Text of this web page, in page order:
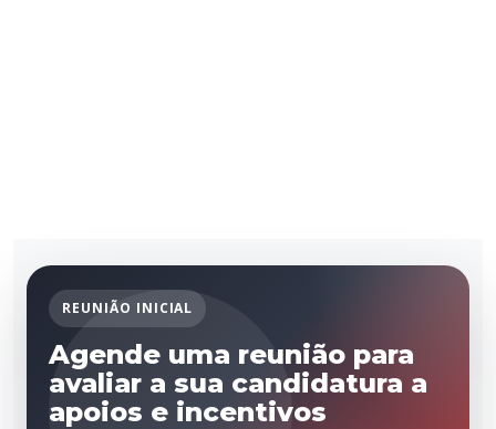
REUNIÃO INICIAL
Agende uma reunião para
avaliar a sua candidatura a
apoios e incentivos